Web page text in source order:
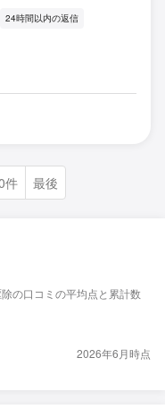
24時間以内の返信
件 最後
の口コミの平均点と累計数
2026年6月時点